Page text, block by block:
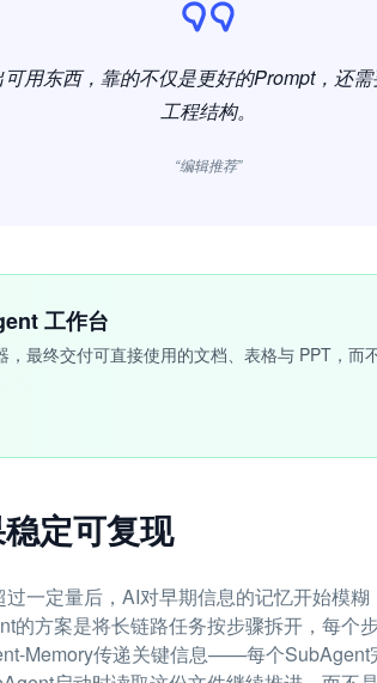
用东西，靠的不仅是更好的Prompt，还
工程结构。
“编辑推荐”
工作台
最终交付可直接使用的文档、表格与 PPT，而
定可复现
一定量后，AI对早期信息的记忆开始模糊
的方案是将长链路任务按步骤拆开，每个
Memory传递关键信息——每个